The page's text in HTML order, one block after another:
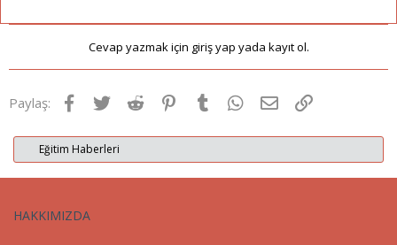
Cevap yazmak için giriş yap yada kayıt ol.
Paylaş: Facebook
TwitterReddit Pinterest
Tumblr WhatsApp
E-postaLink
Eğitim Haberleri
HAKKIMIZDA